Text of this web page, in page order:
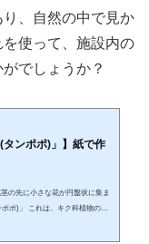
、自然の中で見か
使って、施設内の
でしょうか？
タンポポ)」】紙で作
の先に小さな花が円盤状に集ま
ポ)」 これは、キク科植物の花